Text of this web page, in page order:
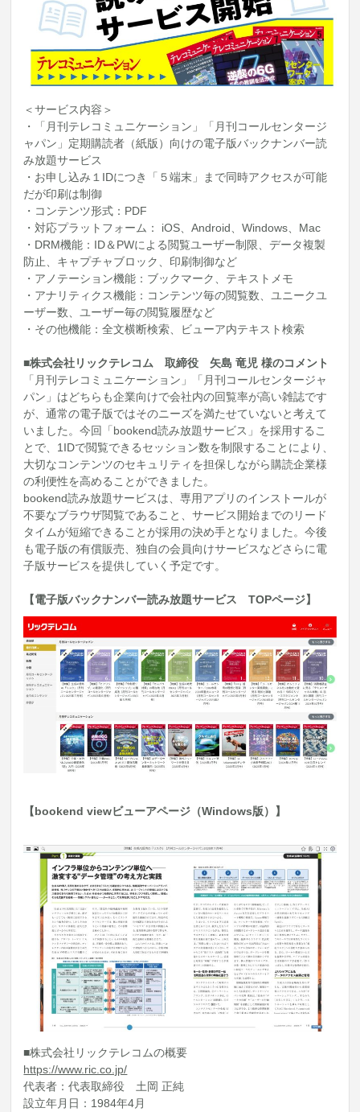
＜サービス内容＞
・「月刊テレコミュニケーション」「月刊コールセンタージ
ャパン」定期購読者（紙版）向けの電子版バックナンバー読
み放題サービス
・お申し込み１IDにつき「５端末」まで同時アクセスが可能
だが印刷は制御
・コンテンツ形式：PDF
・対応プラットフォーム： iOS、Android、Windows、Mac
・DRM機能：ID＆PWによる閲覧ユーザー制限、データ複製
防止、キャプチャブロック、印刷制御など
・アノテーション機能：ブックマーク、テキストメモ
・アナリティクス機能：コンテンツ毎の閲覧数、ユニークユ
ーザー数、ユーザー毎の閲覧履歴など
・その他機能：全文横断検索、ビューア内テキスト検索
■株式会社リックテレコム 取締役 矢島 竜児 様のコメント
「月刊テレコミュニケーション」「月刊コールセンタージャ
パン」はどちらも企業向けで会社内の回覧率が高い雑誌です
が、通常の電子版ではそのニーズを満たせていないと考えて
いました。今回「bookend読み放題サービス」を採用するこ
とで、1IDで閲覧できるセッション数を制限することにより、
大切なコンテンツのセキュリティを担保しながら購読企業様
の利便性を高めることができました。
bookend読み放題サービスは、専用アプリのインストールが
不要なブラウザ閲覧であること、サービス開始までのリード
タイムが短縮できることが採用の決め手となりました。今後
も電子版の有償販売、独自の会員向けサービスなどさらに電
子版サービスを提供していく予定です。
【電子版バックナンバー読み放題サービス TOPページ】
【bookend viewビューアページ（Windows版）】
■株式会社リックテレコムの概要
https://www.ric.co.jp/
代表者：代表取締役 土岡 正純
設立年月日：1984年4月